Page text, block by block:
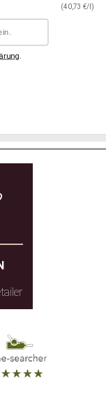
(40,73 €/l)